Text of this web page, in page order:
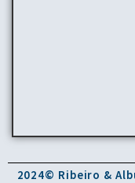
2024© Ribeiro &